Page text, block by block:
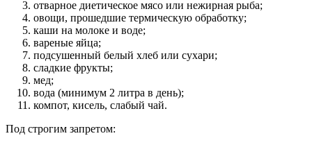
отварное диетическое мясо или нежирная рыба;
овощи, прошедшие термическую обработку;
каши на молоке и воде;
вареные яйца;
подсушенный белый хлеб или сухари;
сладкие фрукты;
мед;
вода (минимум 2 литра в день);
компот, кисель, слабый чай.
Под строгим запретом: